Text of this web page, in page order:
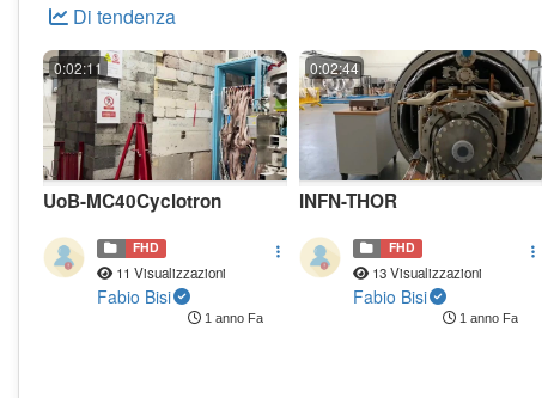
Di tendenza
0:02:11
UoB-MC40Cyclotron
FHD
11 Visualizzazioni
Fabio Bisi
1 anno Fa
0:02:44
INFN-THOR
FHD
13 Visualizzazioni
Fabio Bisi
1 anno Fa